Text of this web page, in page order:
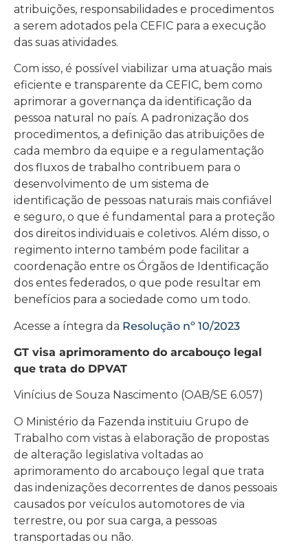
atribuições, responsabilidades e procedimentos
a serem adotados pela CEFIC para a execução
das suas atividades.
Com isso, é possível viabilizar uma atuação mais
eficiente e transparente da CEFIC, bem como
aprimorar a governança da identificação da
pessoa natural no país. A padronização dos
procedimentos, a definição das atribuições de
cada membro da equipe e a regulamentação
dos fluxos de trabalho contribuem para o
desenvolvimento de um sistema de
identificação de pessoas naturais mais confiável
e seguro, o que é fundamental para a proteção
dos direitos individuais e coletivos. Além disso, o
regimento interno também pode facilitar a
coordenação entre os Órgãos de Identificação
dos entes federados, o que pode resultar em
benefícios para a sociedade como um todo.
Acesse a íntegra da Resolução nº 10/2023
GT visa aprimoramento do arcabouço legal
que trata do DPVAT
Vinícius de Souza Nascimento (OAB/SE 6.057)
O Ministério da Fazenda instituiu Grupo de
Trabalho com vistas à elaboração de propostas
de alteração legislativa voltadas ao
aprimoramento do arcabouço legal que trata
das indenizações decorrentes de danos pessoais
causados por veículos automotores de via
terrestre, ou por sua carga, a pessoas
transportadas ou não.